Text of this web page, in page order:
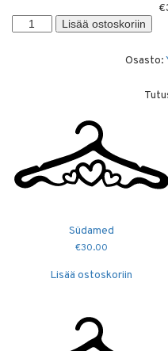
€
Oled
kallis
Lisää ostoskoriin
Osasto:
Südamed
€30.00
Lisää ostoskoriin